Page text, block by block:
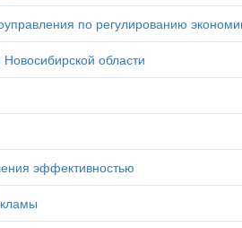
по регулированию
области
эффективностью